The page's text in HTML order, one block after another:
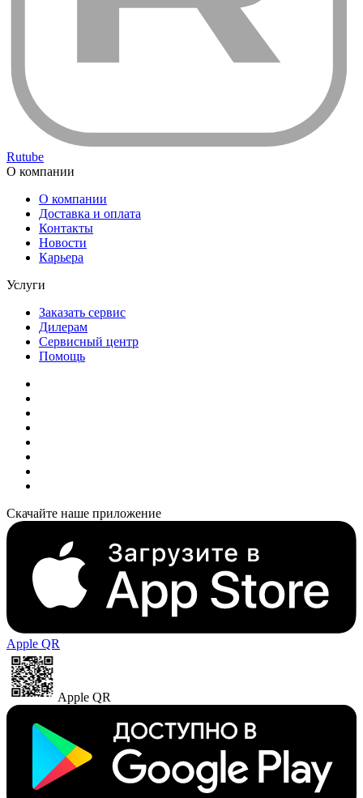
Rutube
О компании
О компании
Доставка и оплата
Контакты
Новости
Карьера
Услуги
Заказать сервис
Дилерам
Сервисный центр
Помощь
Скачайте наше приложение
Apple QR
Apple QR